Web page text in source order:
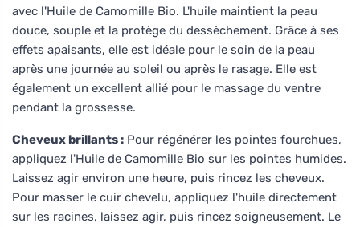
avec l'Huile de Camomille Bio. L'huile maintient la peau
douce, souple et la protège du dessèchement. Grâce à ses
effets apaisants, elle est idéale pour le soin de la peau
après une journée au soleil ou après le rasage. Elle est
également un excellent allié pour le massage du ventre
pendant la grossesse.
Cheveux brillants : Pour régénérer les pointes fourchues,
appliquez l'Huile de Camomille Bio sur les pointes humides.
Laissez agir environ une heure, puis rincez les cheveux.
Pour masser le cuir chevelu, appliquez l'huile directement
sur les racines, laissez agir, puis rincez soigneusement. Le